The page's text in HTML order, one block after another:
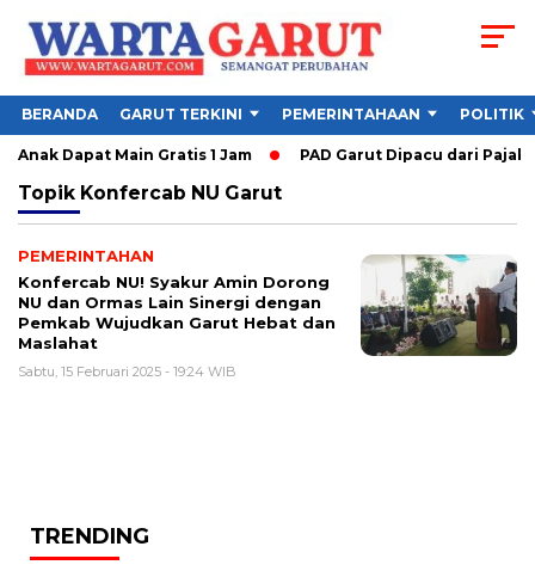
BERANDA GARUT TERKINI PEMERINTAHAAN POLITIK
Dapat Main Gratis 1 Jam PAD Garut Dipacu dari Pajak
Topik Konfercab NU Garut
PEMERINTAHAN
Konfercab NU! Syakur Amin Dorong
NU dan Ormas Lain Sinergi dengan
Pemkab Wujudkan Garut Hebat dan
Maslahat
Sabtu, 15 Februari 2025 - 19:24 WIB
TRENDING